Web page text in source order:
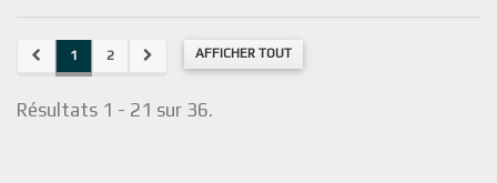
AFFICHER TOUT
1 2
Résultats 1 - 21 sur 36.